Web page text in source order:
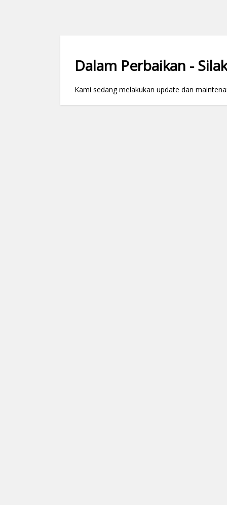
Dalam Perbaikan -
Kami sedang melakukan update dan